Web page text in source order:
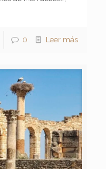
0 Leer más